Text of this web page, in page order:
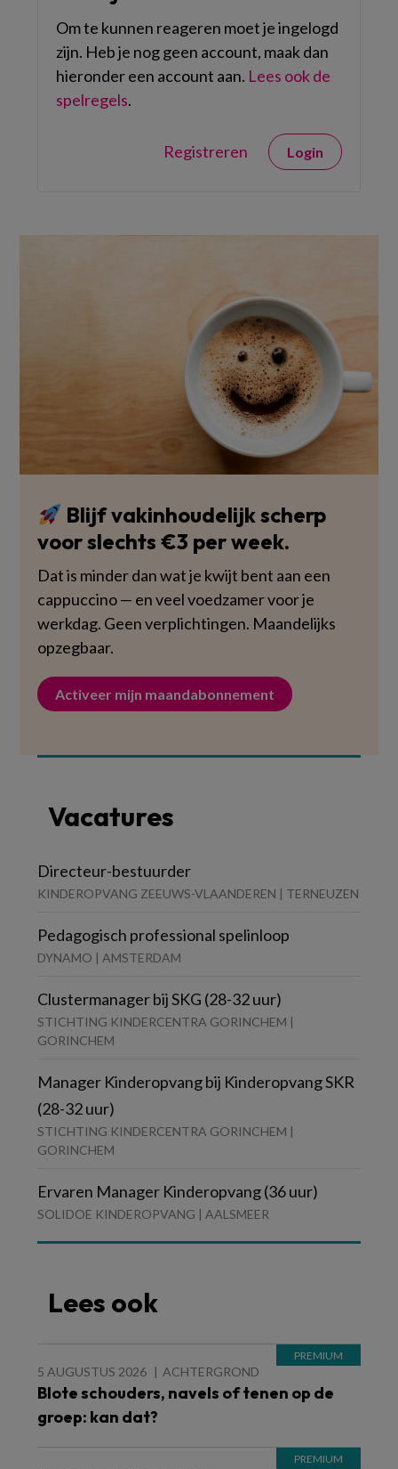
Om te kunnen reageren moet je ingelogd
zijn. Heb je nog geen account, maak dan
hieronder een account aan. Lees ook de
spelregels.
Registreren Login
Blijf vakinhoudelijk scherp
voor slechts €3 per week.
Dat is minder dan wat je kwijt bent aan een
cappuccino — en veel voedzamer voor je
werkdag. Geen verplichtingen. Maandelijks
opzegbaar.
Activeer mijn maandabonnement
Vacatures
Directeur-bestuurder
KINDEROPVANG ZEEUWS-VLAANDEREN | TERNEUZEN
Pedagogisch professional spelinloop
DYNAMO | AMSTERDAM
Clustermanager bij SKG (28-32 uur)
STICHTING KINDERCENTRA GORINCHEM |
GORINCHEM
Manager Kinderopvang bij Kinderopvang SKR
(28-32 uur)
STICHTING KINDERCENTRA GORINCHEM |
GORINCHEM
Ervaren Manager Kinderopvang (36 uur)
SOLIDOE KINDEROPVANG | AALSMEER
Lees ook
5 AUGUSTUS 2026 ACHTERGROND
Blote schouders, navels of tenen op de
groep: kan dat?